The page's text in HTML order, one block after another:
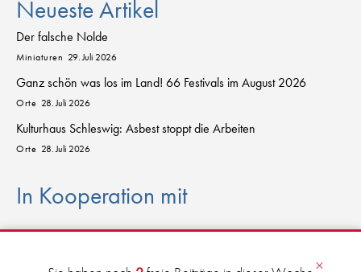
Neueste Artikel
Der falsche Nolde
Miniaturen 29. Juli 2026
Ganz schön was los im Land! 66 Festivals im August 2026
Orte 28. Juli 2026
Kulturhaus Schleswig: Asbest stoppt die Arbeiten
Orte 28. Juli 2026
In Kooperation mit
×